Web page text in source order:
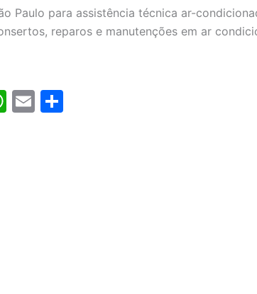
Paulo para assistência técnica ar-
reparos e manutenções em ar
W E